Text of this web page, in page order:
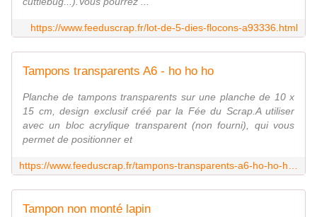
https://www.feeduscrap.fr/lot-de-5-dies-flocons-a93336.html
Tampons transparents A6 - ho ho ho
Planche de tampons transparents sur une planche de 10 x
15 cm, design exclusif créé par la Fée du Scrap.A utiliser
avec un bloc acrylique transparent (non fourni), qui vous
permet de positionner et
Tampon non monté lapin